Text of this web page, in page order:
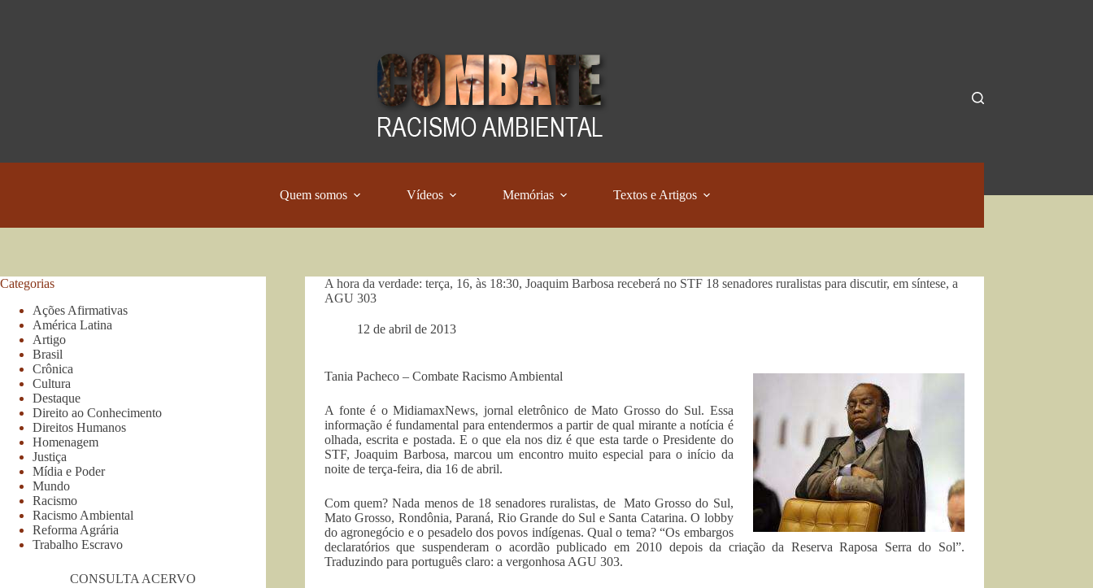
Quem somos Vídeos Memórias Textos e Artigos
A hora da verdade: terça, 16, às 18:30, Joaquim Barbosa receberá no STF 18 senadores ruralistas para discutir, em síntese, a
AGU 303
12 de abril de 2013
Tania Pacheco – Combate Racismo Ambiental
A fonte é o MidiamaxNews, jornal eletrônico de Mato Grosso do Sul. Essa
informação é fundamental para entendermos a partir de qual mirante a notícia é
olhada, escrita e postada. E o que ela nos diz é que esta tarde o Presidente do
STF, Joaquim Barbosa, marcou um encontro muito especial para o início da
noite de terça-feira, dia 16 de abril.
Com quem? Nada menos de 18 senadores ruralistas, de Mato Grosso do Sul,
Mato Grosso, Rondônia, Paraná, Rio Grande do Sul e Santa Catarina. O lobby
do agronegócio e o pesadelo dos povos indígenas. Qual o tema? “Os embargos
declaratórios que suspenderam o acordão publicado em 2010 depois da criação da Reserva Raposa Serra do Sol”.
Traduzindo para português claro: a vergonhosa AGU 303.
Categorias
Ações Afirmativas
América Latina
Artigo
Brasil
Crônica
Cultura
Destaque
Direito ao Conhecimento
Direitos Humanos
Homenagem
Justiça
Mídia e Poder
Mundo
Racismo
Racismo Ambiental
Reforma Agrária
Trabalho Escravo
CONSULTA ACERVO